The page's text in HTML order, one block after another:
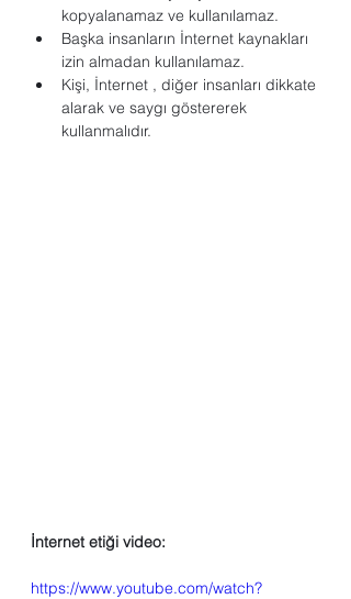
kopyalanamaz ve kullanılamaz.
Başka insanların İnternet kaynakları
izin almadan kullanılamaz.
Kişi, İnternet , diğer insanları dikkate
alarak ve saygı göstererek
kullanmalıdır.
İnternet etiği video:
https://www.youtube.com/watch?